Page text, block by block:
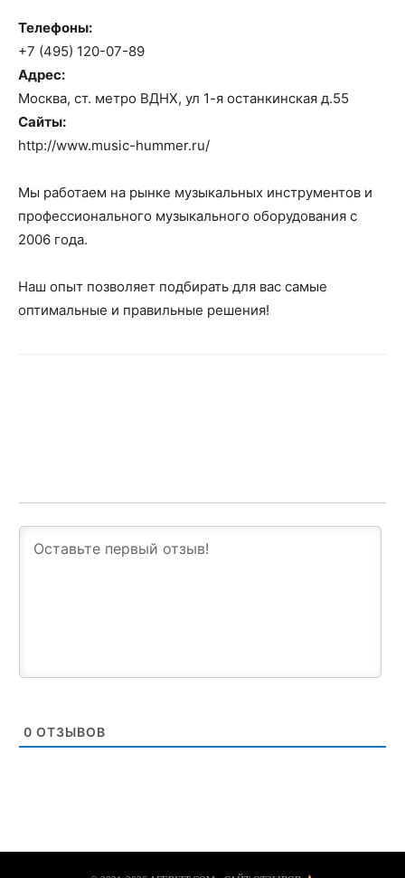
Телефоны:
+7 (495) 120-07-89
Адрес:
Москва, ст. метро ВДНХ, ул 1-я останкинская д.55
Сайты:
http://www.music-hummer.ru/
Мы работаем на рынке музыкальных инструментов и
профессионального музыкального оборудования с
2006 года.
Наш опыт позволяет подбирать для вас самые
оптимальные и правильные решения!
0 ОТЗЫВОВ